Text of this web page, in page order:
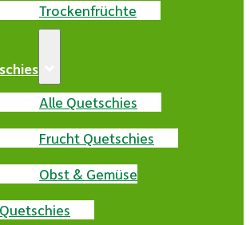
Trockenfrüchte
Alle Quetschies
Frucht Quetschies
Obst & Gemüse
Quetschies